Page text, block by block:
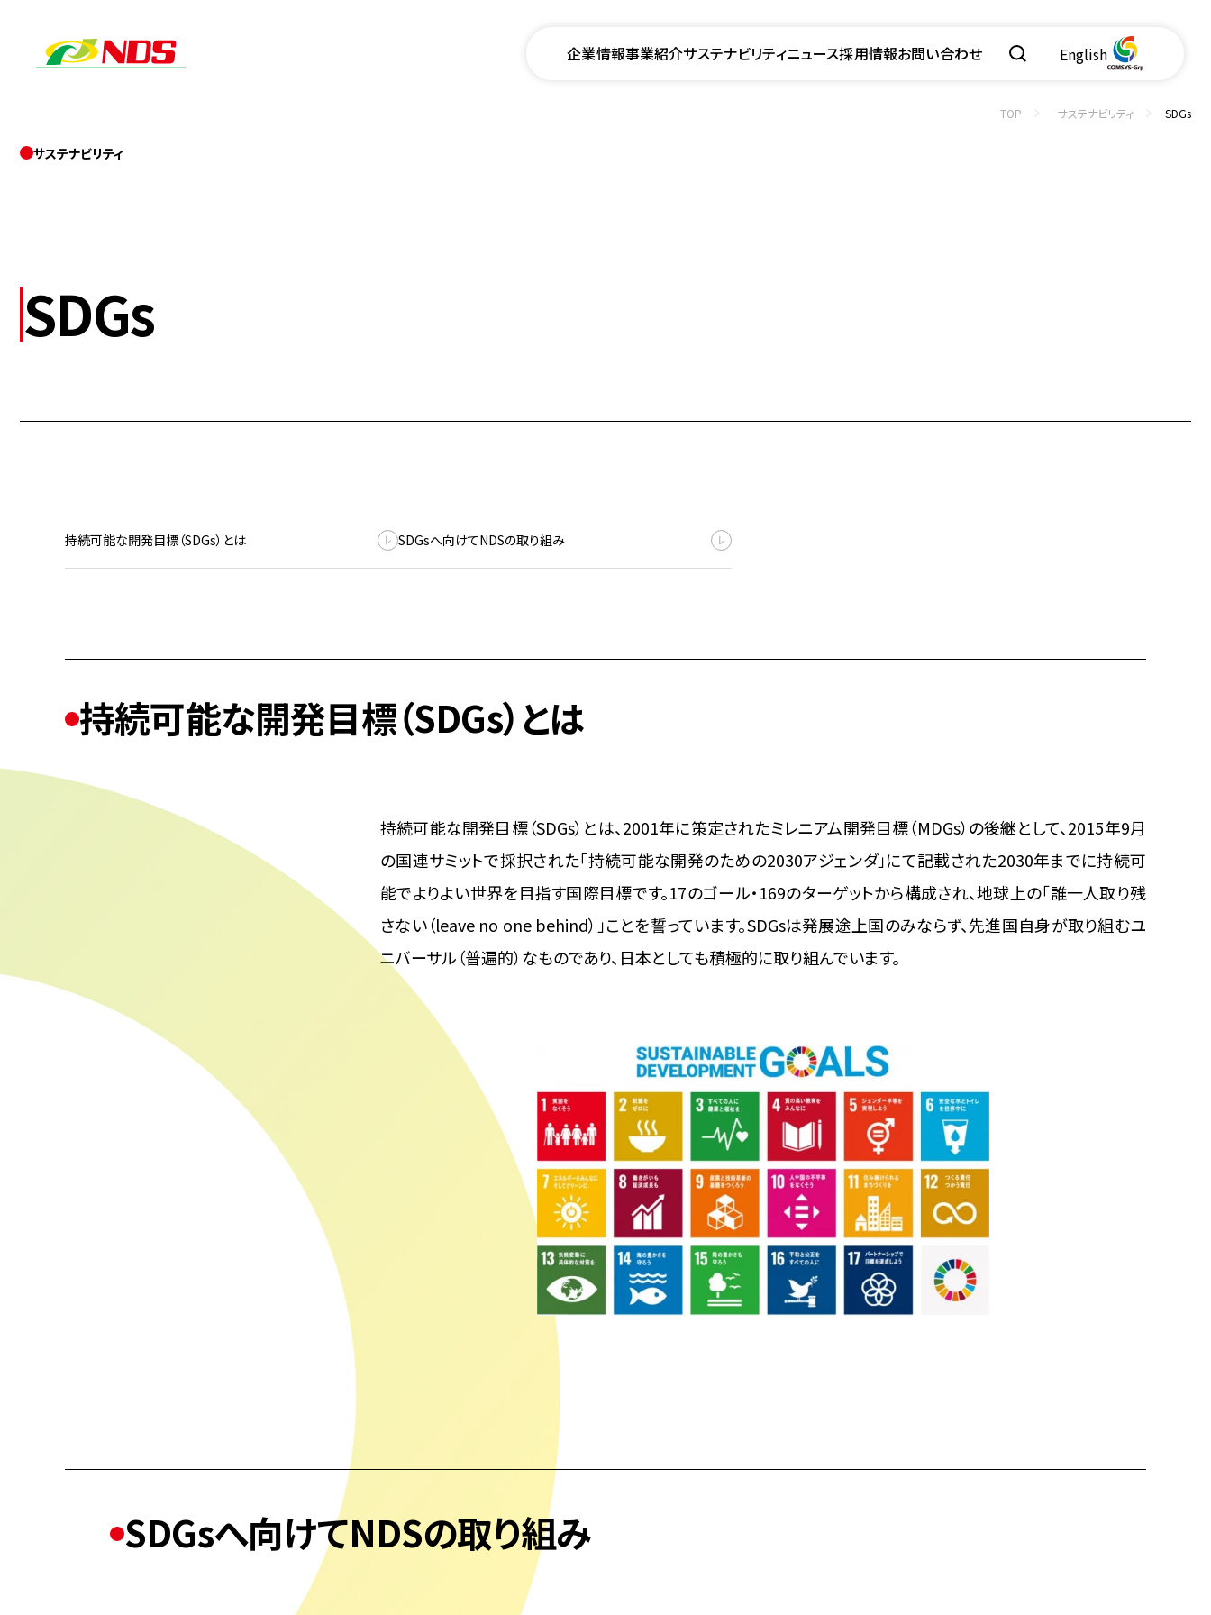
企業情報事業紹介サステナビリティニュース採用情報お問い合わせ English
TOP サステナビリティ SDGs
サステナビリティ
SDGs
持続可能な開発目標（SDGs）とは SDGsへ向けてNDSの取り組み
持続可能な開発目標（SDGs）とは
持続可能な開発目標（SDGs）とは、2001年に策定されたミレニアム開発目標（MDGs）の後継として、2015年9月
の国連サミットで採択された「持続可能な開発のための2030アジェンダ」にて記載された2030年までに持続可
能でよりよい世界を目指す国際目標です。17のゴール・169のターゲットから構成され、地球上の「誰一人取り残
さない（leave no one behind）」ことを誓っています。SDGsは発展途上国のみならず、先進国自身が取り組むユ
ニバーサル（普遍的）なものであり、日本としても積極的に取り組んでいます。
SDGsへ向けてNDSの取り組み